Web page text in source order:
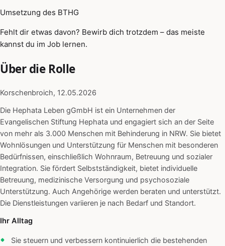
Umsetzung des BTHG
Fehlt dir etwas davon? Bewirb dich trotzdem – das meiste
kannst du im Job lernen.
Über die Rolle
Korschenbroich, 12.05.2026
Die Hephata Leben gGmbH ist ein Unternehmen der
Evangelischen Stiftung Hephata und engagiert sich an der Seite
von mehr als 3.000 Menschen mit Behinderung in NRW. Sie bietet
Wohnlösungen und Unterstützung für Menschen mit besonderen
Bedürfnissen, einschließlich Wohnraum, Betreuung und sozialer
Integration. Sie fördert Selbstständigkeit, bietet individuelle
Betreuung, medizinische Versorgung und psychosoziale
Unterstützung. Auch Angehörige werden beraten und unterstützt.
Die Dienstleistungen variieren je nach Bedarf und Standort.
Ihr Alltag
Sie steuern und verbessern kontinuierlich die bestehenden